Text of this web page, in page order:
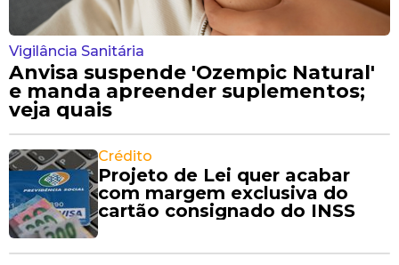
Vigilância Sanitária
Anvisa suspende 'Ozempic Natural'
e manda apreender suplementos;
veja quais
Crédito
Projeto de Lei quer acabar
com margem exclusiva do
cartão consignado do INSS